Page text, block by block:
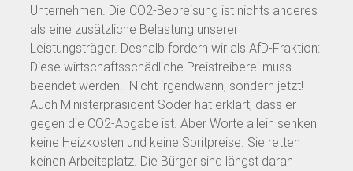
Unternehmen. Die CO2-Bepreisung ist nichts anderes
als eine zusätzliche Belastung unserer
Leistungsträger. Deshalb fordern wir als AfD-Fraktion:
Diese wirtschaftsschädliche Preistreiberei muss
beendet werden. Nicht irgendwann, sondern jetzt!
Auch Ministerpräsident Söder hat erklärt, dass er
gegen die CO2-Abgabe ist. Aber Worte allein senken
keine Heizkosten und keine Spritpreise. Sie retten
keinen Arbeitsplatz. Die Bürger sind längst daran